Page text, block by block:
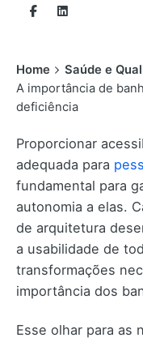
Home
Saúde e
A importância de
deficiência
Proporcionar
adequada para
fundamental para
autonomia a elas.
de arquitetura
a usabilidade de
transformações
importância dos
Esse olhar para as